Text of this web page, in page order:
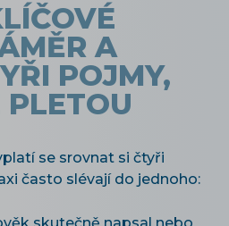
A
POJMY,
PLETOU
se srovnat si čtyři
často slévají do jednoho: